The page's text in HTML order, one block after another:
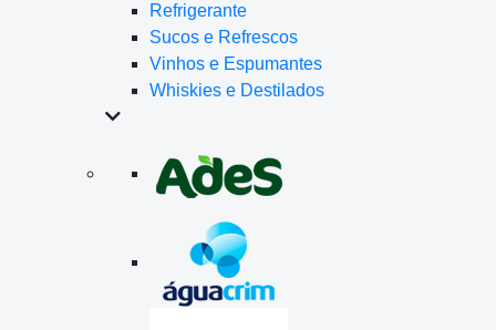
Refrigerante
Sucos e Refrescos
Vinhos e Espumantes
Whiskies e Destilados